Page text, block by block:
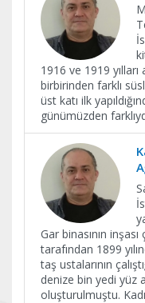
1916 ve 1919
birbirinden farklı
üst katı ilk
günümüzden
Gar binasının
tarafından 1899
taş ustalarının
denize bin yedi yüz
oluşturulmuştu.